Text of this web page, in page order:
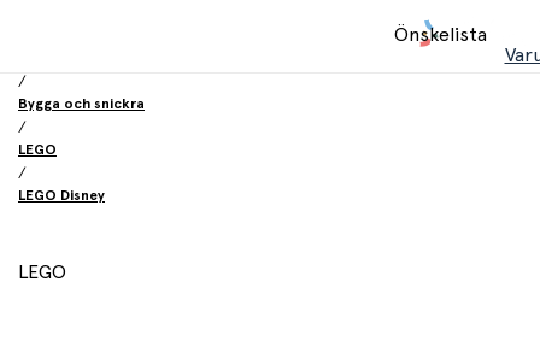
Önskelista
/
Bygga och snickra
/
LEGO
/
LEGO Disney
LEGO